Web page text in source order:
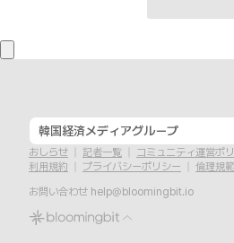
韓国経済メディアグループ
おしらせ 記者一覧
コミュニティ運営ポ
利用規約
プライバシーポリシー
倫理規
お問い合わせ help@bloomingbit.io